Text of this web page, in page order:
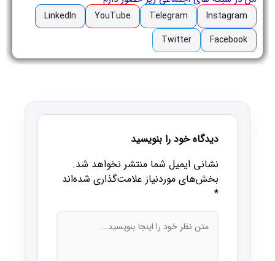
Instagram
Telegram
YouTube
LinkedIn
Facebook
Twitter
دیدگاه خود را بنویسید
نشانی ایمیل شما منتشر نخواهد شد.
بخش‌های موردنیاز علامت‌گذاری شده‌اند
*